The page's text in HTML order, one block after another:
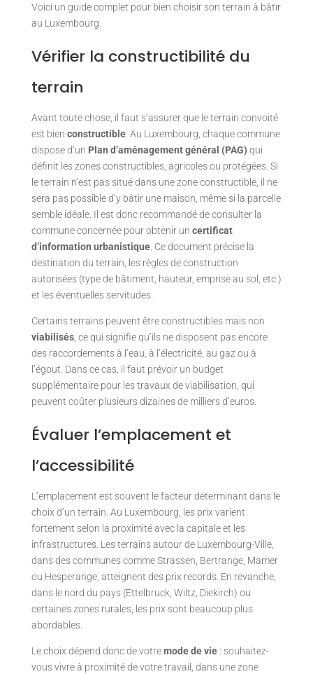
Voici un guide complet pour bien choisir son terrain à bâtir
au Luxembourg.
Vérifier la constructibilité du
terrain
Avant toute chose, il faut s’assurer que le terrain convoité
est bien constructible. Au Luxembourg, chaque commune
dispose d’un Plan d’aménagement général (PAG) qui
définit les zones constructibles, agricoles ou protégées. Si
le terrain n’est pas situé dans une zone constructible, il ne
sera pas possible d’y bâtir une maison, même si la parcelle
semble idéale. Il est donc recommandé de consulter la
commune concernée pour obtenir un certificat
d’information urbanistique. Ce document précise la
destination du terrain, les règles de construction
autorisées (type de bâtiment, hauteur, emprise au sol, etc.)
et les éventuelles servitudes.
Certains terrains peuvent être constructibles mais non
viabilisés, ce qui signifie qu’ils ne disposent pas encore
des raccordements à l’eau, à l’électricité, au gaz ou à
l’égout. Dans ce cas, il faut prévoir un budget
supplémentaire pour les travaux de viabilisation, qui
peuvent coûter plusieurs dizaines de milliers d’euros.
Évaluer l’emplacement et
l’accessibilité
L’emplacement est souvent le facteur déterminant dans le
choix d’un terrain. Au Luxembourg, les prix varient
fortement selon la proximité avec la capitale et les
infrastructures. Les terrains autour de Luxembourg-Ville,
dans des communes comme Strassen, Bertrange, Mamer
ou Hesperange, atteignent des prix records. En revanche,
dans le nord du pays (Ettelbruck, Wiltz, Diekirch) ou
certaines zones rurales, les prix sont beaucoup plus
abordables.
Le choix dépend donc de votremode de vie: souhaitez-
vous vivre à proximité de votre travail, dans une zone